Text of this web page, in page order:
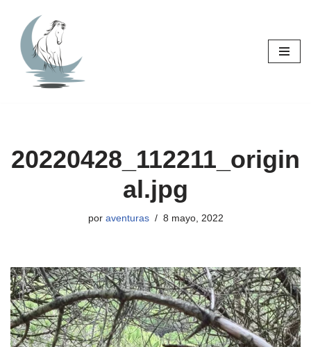
Saltar
contenido
20220428_112211_origin
al.jpg
por aventuras 8 mayo, 2022